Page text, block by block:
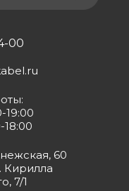
00
60
Кирилла
7/1